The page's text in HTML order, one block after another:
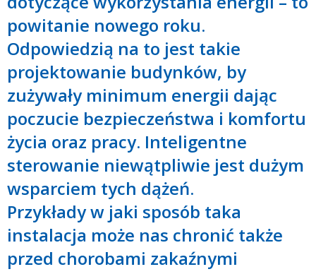
powitanie nowego roku.
Odpowiedzią na to jest takie
projektowanie budynków, by
zużywały minimum energii dając
poczucie bezpieczeństwa i komfortu
życia oraz pracy. Inteligentne
sterowanie niewątpliwie jest dużym
wsparciem tych dążeń.
Przykłady w jaki sposób taka
instalacja może nas chronić także
przed chorobami zakaźnymi